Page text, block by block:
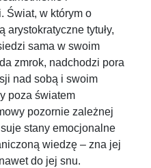
Świat, w którym o
arystokratyczne tytuły,
sama w swoim
zmrok, nadchodzi pora
nad sobą i swoim
poza światem
pozornie zależnej
stany emocjonalne
wiedzę – zna jej
do jej snu.